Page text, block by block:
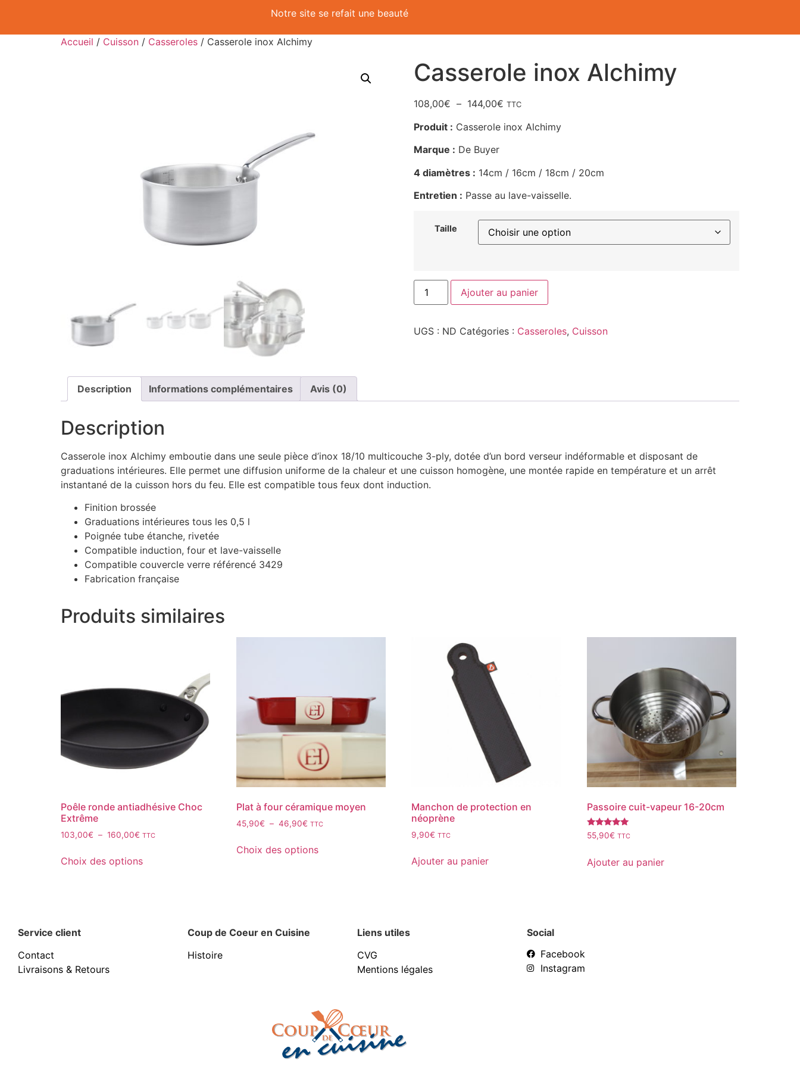
Notre site se refait une beauté
Accueil / Cuisson / Casseroles / Casserole inox Alchimy
Casserole inox Alchimy
108,00€ – 144,00€ TTC
Produit : Casserole inox Alchimy
Marque : De Buyer
4 diamètres : 14cm / 16cm / 18cm / 20cm
Entretien : Passe au lave-vaisselle.
Taille
Ajouter au panier
UGS : ND Catégories : Casseroles, Cuisson
Description Informations complémentaires Avis (0)
Description
Casserole inox Alchimy emboutie dans une seule pièce d’inox 18/10 multicouche 3-ply, dotée d’un bord verseur indéformable et disposant de
graduations intérieures. Elle permet une diffusion uniforme de la chaleur et une cuisson homogène, une montée rapide en température et un arrêt
instantané de la cuisson hors du feu. Elle est compatible tous feux dont induction.
Finition brossée
Graduations intérieures tous les 0,5 l
Poignée tube étanche, rivetée
Compatible induction, four et lave-vaisselle
Compatible couvercle verre référencé 3429
Fabrication française
Produits similaires
Poêle ronde antiadhésive Choc
Extrême
103,00€ – 160,00€ TTC
Choix des options
Plat à four céramique moyen
45,90€ – 46,90€ TTC
Choix des options
Manchon de protection en
néoprène
9,90€ TTC
Ajouter au panier
Passoire cuit-vapeur 16-20cm
Note
5.00
55,90€ TTC
Ajouter au panier
Service client
Contact
Livraisons & Retours
Coup de Coeur en Cuisine
Histoire
Liens utiles
CVG
Mentions légales
Social
Facebook
Instagram